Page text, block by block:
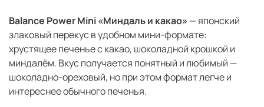
Balance Power Mini «Миндаль и какао» — японский
злаковый перекус в удобном мини-формате:
хрустящее печенье с какао, шоколадной крошкой и
миндалём. Вкус получается понятный и любимый —
шоколадно-ореховый, но при этом формат легче и
интереснее обычного печенья.